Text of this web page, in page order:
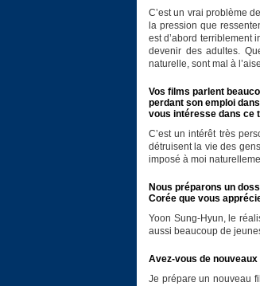
C’est un vrai problème
la pression que
est d’abord terriblement
devenir des adultes.
naturelle, sont mal à
Vos films parlent
perdant son emploi dans
vous intéresse dans ce
C’est un intérêt très
détruisent la vie des
imposé à moi
Nous préparons un
Corée que vous
Yoon Sung-Hyun, le
aussi beaucoup de
Avez-vous de
Je prépare un nouveau